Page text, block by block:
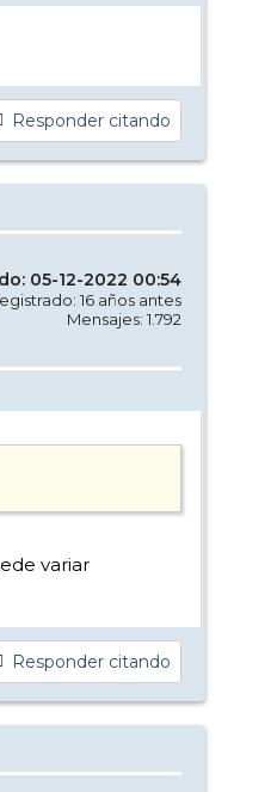
Responder citando
05-12-2022 00:54
16 años antes
Mensajes: 1.792
variar
Responder citando